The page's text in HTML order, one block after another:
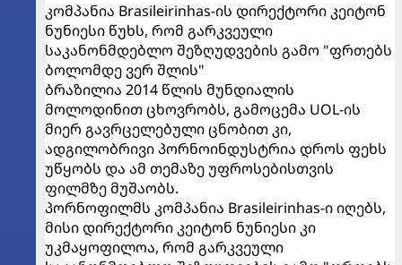
კომპანია Brasileirinhas-ის დირექტორი კეიტონ
ნუნიესი წუხს, რომ გარკვეული
საკანონმდებლო შეზღუდვების გამო "ფრთებს
ბოლომდე ვერ შლის"
ბრაზილია 2014 წლის მუნდიალის
მოლოდინით ცხოვრობს, გამოცემა UOL-ის
მიერ გავრცელებული ცნობით კი,
ადგილობრივი პორნოინდუსტრია დროს ფეხს
უწყობს და ამ თემაზე უფროსებისთვის
ფილმზე მუშაობს.
პორნოფილმს კომპანია Brasileirinhas-ი იღებს,
მისი დირექტორი კეიტონ ნუნიესი კი
უკმაყოფილოა, რომ გარკვეული